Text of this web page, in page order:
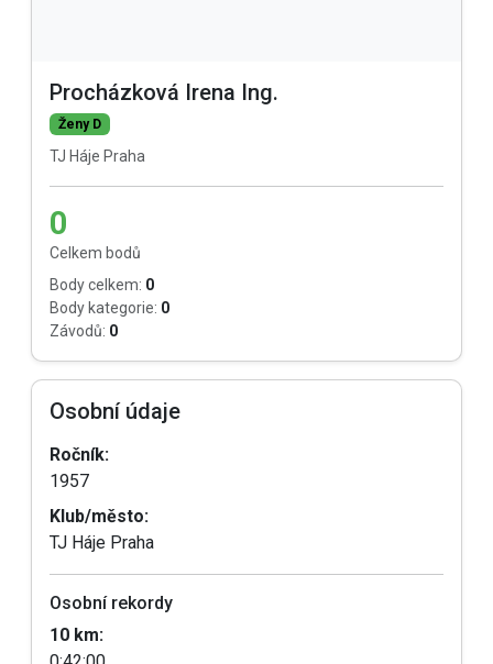
Procházková Irena Ing.
Ženy D
TJ Háje Praha
0
Celkem bodů
Body celkem: 0
Body kategorie: 0
Závodů: 0
Osobní údaje
Ročník:
1957
Klub/město:
TJ Háje Praha
Osobní rekordy
10 km: